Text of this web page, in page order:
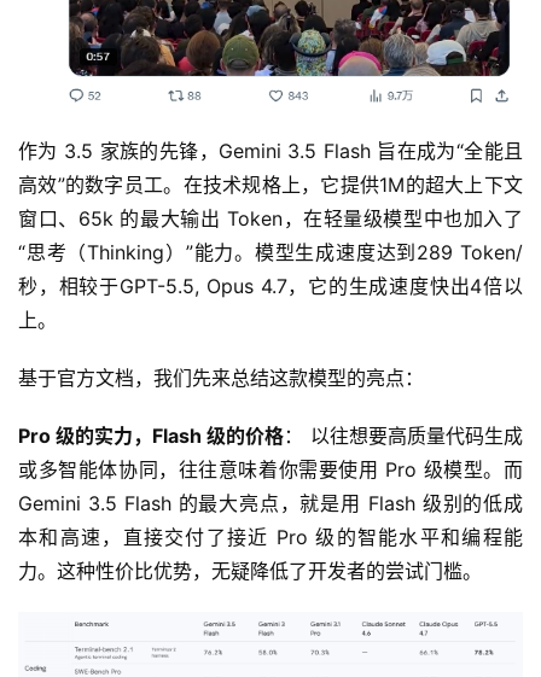
作为 3.5 家族的先锋，Gemini 3.5 Flash 旨在成为“全能且
高效”的数字员工。在技术规格上，它提供1M的超大上下文
窗口、65k 的最大输出 Token，在轻量级模型中也加入了
“思考（Thinking）”能力。模型生成速度达到289 Token/
秒，相较于GPT-5.5, Opus 4.7，它的生成速度快出4倍以
上。
基于官方文档，我们先来总结这款模型的亮点：
Pro 级的实力，Flash 级的价格： 以往想要高质量代码生成
或多智能体协同，往往意味着你需要使用 Pro 级模型。而
Gemini 3.5 Flash 的最大亮点，就是用 Flash 级别的低成
本和高速，直接交付了接近 Pro 级的智能水平和编程能
力。这种性价比优势，无疑降低了开发者的尝试门槛。